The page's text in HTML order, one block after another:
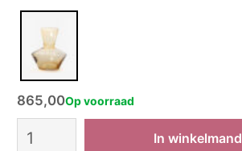
865,00Op voorraad
The
In winkelmand